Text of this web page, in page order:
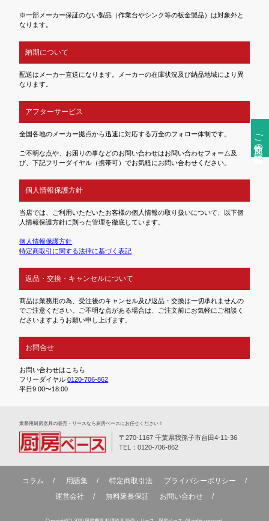
ご注文前の確認事項
※一部メーカー保証のない製品（作業台やシンク等の板金製品）は対象外と
なります。
納期について
配送はメーカー直送になります。メーカーの在庫状況及び納品地域により異
なります。
アフターサービス
全国各地のメーカー拠点から迅速に対応する万全のフォロー体制です。
ご不明な点や、お困りの事などのお問い合わせはお問い合わせフォーム及
び、下記フリーダイヤル（携帯可）でお気軽にお問い合わせください。
個人情報保護方針
当店では、ご利用いただいたお客様の個人情報の取り扱いについて、以下個
人情報保護方針に則った管理を徹底しています。
個人情報保護方針
特定商取引に関する法律に基づく表記
返品・交換・キャンセルについて
商品は業務用の為、受注後のキャンセル及び返品・交換は一切承れませんの
でご注意ください。ご不明な点がある場合は、ご注文前にお気軽にご相談く
ださいますようお願い申し上げます。
お問合せ
お問い合わせはこちら
フリーダイヤル0120-706-862
平日9:00〜18:00
業務⽤厨房器具の販売・リースなら厨房ベースにお任せください！
〒270-1167 千葉県我孫子市台田4-11-36
TEL：0120-706-862
コラム 用語集 特定商取引法
プライバシーポリシー
運営会社
無料延⻑保証 お問い合わせ